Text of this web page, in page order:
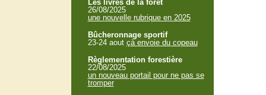
Les livres de la forêt
26/08/2025
une nouvelle rubrique en 2025
Bûcheronnage sportif
23-24 aout çà envoie du copeau
Règlementation forestière
22/08/2025
un nouveau portail pour ne pas se
tromper